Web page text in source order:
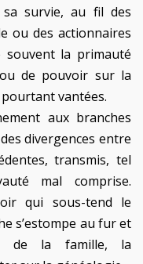
survie, au fil des
ou des actionnaires
souvent la primauté
de pouvoir sur la
vantées.
aux branches
divergences entre
transmis, tel
mal comprise.
qui sous-tend le
s’estompe au fur et
de la famille, la